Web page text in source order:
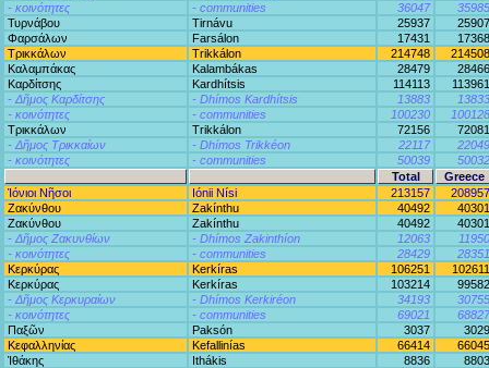
- κοινότητες
- communities 36047
35985
Τυρνάβου
Tirnávu 25937
25907
Φαρσάλων
Farsálon 17431
17368
Τρικκάλων
Trikkálon 214748
214508
Καλαμπάκας
Kalambákas 28479
28466
Καρδίτσης
Kardhítsis 114113
113961
- Δῆμος Καρδίτσης
- Dhímos Kardhítsis 13883
13833
- κοινότητες
- communities 100230
100128
Τρικκάλων
Trikkálon 72156
72081
- Δῆμος Τρικκαίων
- Dhímos Trikkéon 22117
22049
- κοινότητες
- communities 50039
50032
Total
Greece
Ἰόνιοι Νῆσοι
Iónii Nísi 213157
208957
Ζακύνθου
Zakínthu 40492
40301
Ζακύνθου
Zakínthu 40492
40301
- Δῆμος Ζακυνθίων
- Dhímos Zakinthíon 12063
11950
- κοινότητες
- communities 28429
28351
Κερκύρας
Kerkíras 106251
102611
Κερκύρας
Kerkíras 103214
99582
- Δῆμος Κερκυραίων
- Dhímos Kerkiréon 34193
30755
- κοινότητες
- communities 69021
68827
Παξῶν
Paksón 3037
3029
Κεφαλληνίας
Kefallinías 66414
66045
Ἰθάκης
Ithákis 8836
8803